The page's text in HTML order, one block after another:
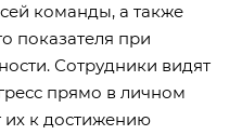
команды, а также
показателя при
Сотрудники видят
прямо в личном
их к достижению